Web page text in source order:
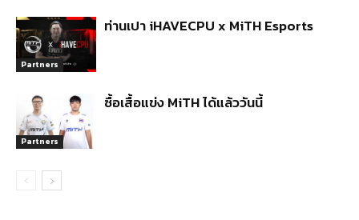
Partners
ท่านเปา iHAVECPU x MiTH Esports
Partners
ซื้อเสื้อแข่ง MiTH ได้แล้ววันนี้